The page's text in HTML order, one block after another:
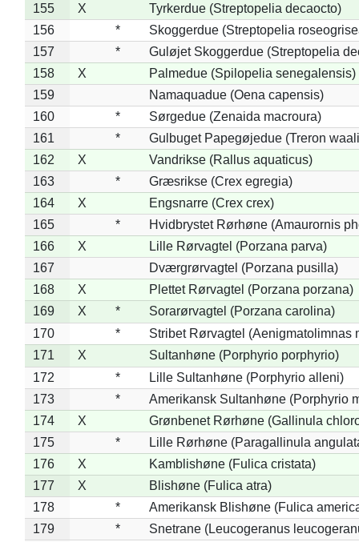
155
X
Tyrkerdue (Streptopelia decaocto)
156
*
Skoggerdue (Streptopelia
157
*
Guløjet Skoggerdue (Streptopelia
158
X
Palmedue (Spilopelia senegalensis)
159
Namaquadue (Oena capensis)
160
*
Sørgedue (Zenaida macroura)
161
*
Gulbuget Papegøjedue (Treron
162
X
Vandrikse (Rallus aquaticus)
163
*
Græsrikse (Crex egregia)
164
X
Engsnarre (Crex crex)
165
*
Hvidbrystet Rørhøne (Amaurornis
166
X
Lille Rørvagtel (Porzana parva)
167
Dværgrørvagtel (Porzana pusilla)
168
X
Plettet Rørvagtel (Porzana porzana)
169
X *
Sorarørvagtel (Porzana carolina)
170
*
Stribet Rørvagtel (Aenigmatolimnas
171
X
Sultanhøne (Porphyrio porphyrio)
172
*
Lille Sultanhøne (Porphyrio alleni)
173
*
Amerikansk Sultanhøne (Porphyrio
174
X
Grønbenet Rørhøne (Gallinula
175
*
Lille Rørhøne (Paragallinula
176
X
Kamblishøne (Fulica cristata)
177
X
Blishøne (Fulica atra)
178
*
Amerikansk Blishøne (Fulica
179
*
Snetrane (Leucogeranus